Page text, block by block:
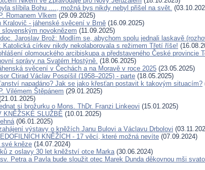
slíbila Bohu ...., možná bys nikdy nebyl přišel na svět.
Romanem Vlkem (29.09.2025)
Kralovič - jáhenské svěcení v Brně (16.09.2025)
slovenským novoknězem (11.09.2025)
Jaroslav Brož: Modlím se, abychom spolu jednali laskavě
Katolická církev nikdy nekolaborovala s režimem Třetí říše!
olomouckého arcibiskupa a představeného České provincie
správy na Svatém Hostýně. (18.06.2025)
svěcení v Čechách a na Moravě v roce 2025 (23.05.2025)
Ctirad Václav Pospíšil (1958–2025) - parte (18.05.2025)
napadáno? Jak se jako křesťan postavit k takovým situacím?
Vilémem Štěpánem (29.01.2025)
si brožurku o Mons. ThDr. Franzi Linkeovi (15.01.2025)
KNĚŽSKÉ SLUŽBĚ (10.01.2025)
(06.01.2025)
výstavy o kněžích Janu Bulovi a Václavu Drbolovi
KNĚŽÍCH - 17 věcí, které možná nevíte (07.09.2024)
své kněze (14.07.2024)
z oslavy 30 let kněžství otce Marka(30.06.2024)
Petra a Pavla bude sloužit otec Marek Dunda děkovnou mši